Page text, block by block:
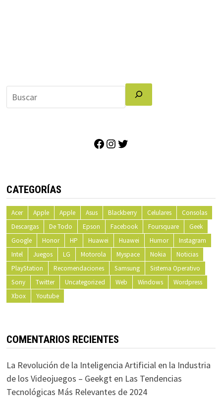
Facebook
Instagram
CATEGORÍAS
Acer Apple Apple Asus Blackberry Celulares
Consolas
Descargas
De Todo Epson Facebook Foursquare
Geek
Google
Honor HP Huawei Huawei Humor
Instagram
Intel
Juegos LG Motorola Myspace Nokia
Noticias
PlayStation
Recomendaciones Samsung
Sistema Operativo
Sony
Twitter Uncategorized Web Windows
Wordpress
Xbox
Youtube
COMENTARIOS RECIENTES
La Revolución de la Inteligencia Artificial en la Industria
de los Videojuegos – Geekgt en Las Tendencias
Tecnológicas Más Relevantes de 2024